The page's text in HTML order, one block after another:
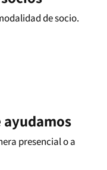
de socio.
ayudamos
presencial o a